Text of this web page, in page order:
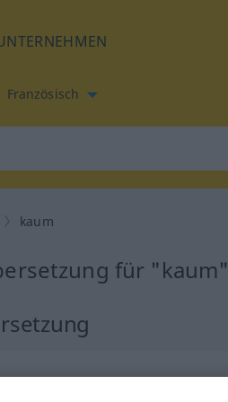
Französisch
kaum
für "kaum"